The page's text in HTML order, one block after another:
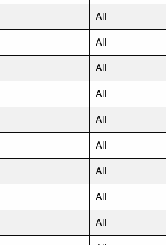
All
All
All
All
All
All
All
All
All